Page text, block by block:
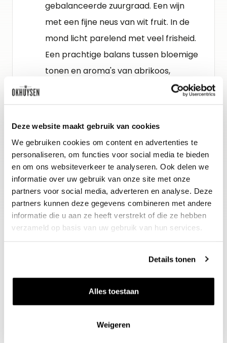
Deze website maakt gebruik van cookies
We gebruiken cookies om content en advertenties te
personaliseren, om functies voor social media te bieden
en om ons websiteverkeer te analyseren. Ook delen we
informatie over uw gebruik van onze site met onze
partners voor social media, adverteren en analyse. Deze
partners kunnen deze gegevens combineren met andere
informatie die u aan ze heeft verstrekt of die ze hebben
verzameld op basis van uw gebruik van hun services.
Details tonen
Alles toestaan
Weigeren
gebalanceerde zuurgraad. Een wijn
met een fijne neus van wit fruit. In de
mond licht parelend met veel frisheid.
Een prachtige balans tussen bloemige
tonen en aroma's van abrikoos,
Schenkadvies
nu tot 2027, 8-10°C
Wijn-spijs advies
Deze wijn is ideaal als aperitief of bij
een mooie fruitsalade als dessert.